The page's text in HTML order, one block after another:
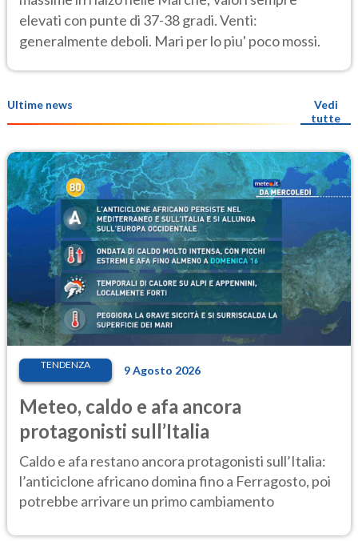
elevati con punte di 37-38 gradi. Venti:
generalmente deboli. Mari per lo piu' poco mossi.
Ultime news
Vedi
tutte
TENDENZA 9 Agosto 2026
Meteo, caldo e afa ancora
protagonisti sull’Italia
Caldo e afa restano ancora protagonisti sull’Italia:
l’anticiclone africano domina fino a Ferragosto, poi
potrebbe arrivare un primo cambiamento